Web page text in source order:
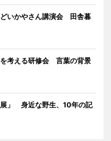
いかやさん講演会 田舎暮
考える研修会 言葉の背景
」 身近な野生、10年の記